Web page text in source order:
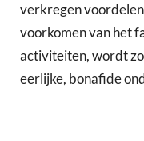
verkregen
voorkomen van het
activiteiten, wordt
eerlijke, bonafide